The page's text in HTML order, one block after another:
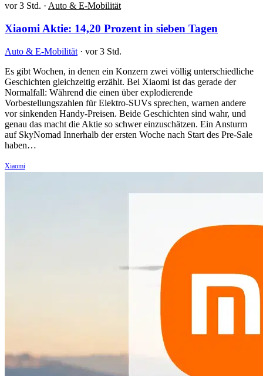
vor 3 Std. · Auto & E-Mobilität
Xiaomi Aktie: 14,20 Prozent in sieben Tagen
Auto & E-Mobilität · vor 3 Std.
Es gibt Wochen, in denen ein Konzern zwei völlig unterschiedliche
Geschichten gleichzeitig erzählt. Bei Xiaomi ist das gerade der
Normalfall: Während die einen über explodierende
Vorbestellungszahlen für Elektro-SUVs sprechen, warnen andere
vor sinkenden Handy-Preisen. Beide Geschichten sind wahr, und
genau das macht die Aktie so schwer einzuschätzen. Ein Ansturm
auf SkyNomad Innerhalb der ersten Woche nach Start des Pre-Sale
haben…
Xiaomi